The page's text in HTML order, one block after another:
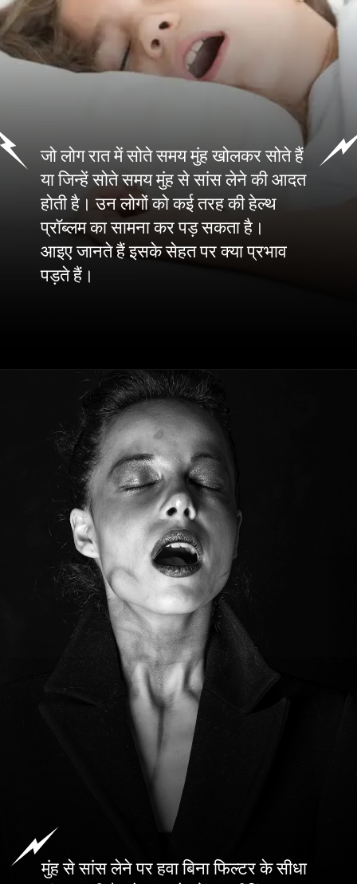
जो लोग रात में सोते समय मुंह खोलकर सोते हैं
या जिन्हें सोते समय मुंह से सांस लेने की आदत
होती है। उन लोगों को कई तरह की हेल्थ
प्रॉब्लम का सामना कर पड़ सकता है।
आइए जानते हैं इसके सेहत पर क्या प्रभाव
पड़ते हैं।
मुंह से सांस लेने पर हवा बिना फिल्टर के सीधा